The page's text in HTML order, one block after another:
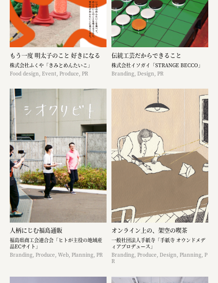
もう一度 明太子のこと 好きになる
株式会社ふくや「きみとめんたいこ」
Food design, Event, Produce, PR
伝統工芸だからできること
株式会社イソガイ「STRANGE BECCO」
Branding, Design, PR
人柄にじむ福島通販
福島県商工会連合会「ヒトが主役の地域産
品ECサイト」
Branding, Produce, Web, Planning, PR
オンライン上の、架空の喫茶
一般社団法人手紙寺「手紙寺 オウンドメデ
ィアプロデュース」
Branding, Produce, Design, Planning, P
R